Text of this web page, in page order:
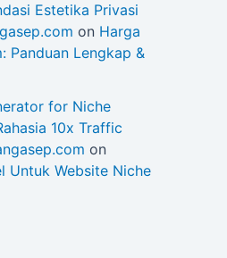
Estetika Privasi
on Harga
Panduan Lengkap &
for Niche
10x Traffic
on
Untuk Website Niche